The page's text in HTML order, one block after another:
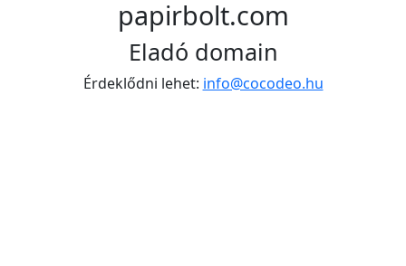
papirbolt.com
Eladó domain
Érdeklődni lehet: info@cocodeo.hu